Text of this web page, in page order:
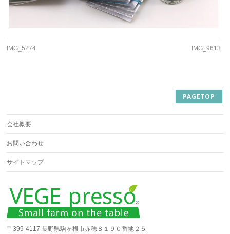
IMG_5274 IMG_9613
PAGETOP
会社概要
お問い合わせ
サイトマップ
〒399-4117 長野県駒ヶ根市赤穂８１９０番地２５